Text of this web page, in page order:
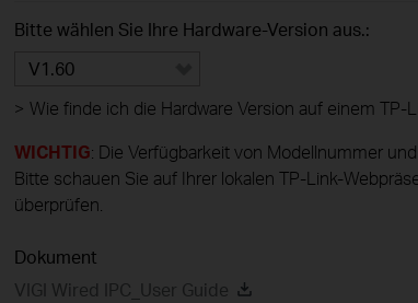
Bitte wählen Sie Ihre Hardware-Version aus.:
V1.60
> Wie finde ich die Hardware Version auf einem TP-
WICHTIG: Die Verfügbarkeit von Modellnummer
Bitte schauen Sie auf Ihrer lokalen TP-Link-
überprüfen.
Dokument
VIGI Wired IPC_User Guide